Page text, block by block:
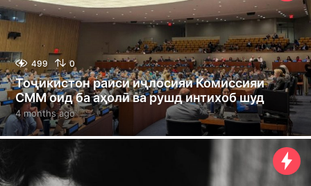
499 0
Тоҷикистон раиси иҷлосияи Комиссияи
СММ оид ба аҳолӣ ва рушд интихоб шуд
4 months ago4
m
o
n
h